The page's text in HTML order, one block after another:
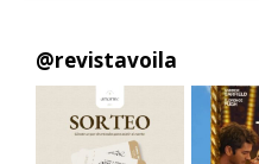
@revistavoila